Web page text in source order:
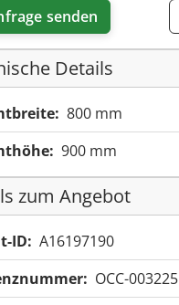
senden
Details
800 mm
900 mm
zum Angebot
ID: A16197190
OCC-003225